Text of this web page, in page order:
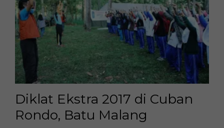
Diklat Ekstra 2017 di Cuban
Rondo, Batu Malang